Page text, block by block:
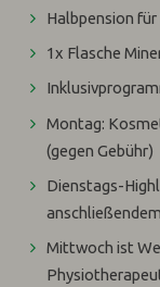
Halbpension
1x Flasche
Montag:
(gegen Gebühr)
Dienstags-
Mittwoch ist